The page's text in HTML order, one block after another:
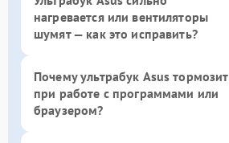
нагревается или вентиляторы
шумят — как это исправить?
Почему ультрабук Asus тормозит
при работе с программами или
браузером?